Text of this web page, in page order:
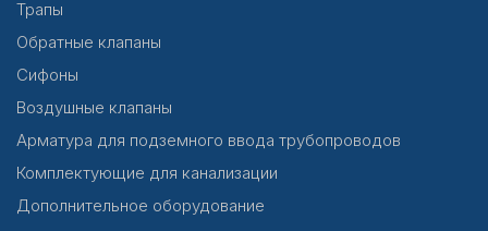
Трапы
Обратные клапаны
Сифоны
Воздушные клапаны
Арматура для подземного ввода трубопроводов
Комплектующие для канализации
Дополнительное оборудование